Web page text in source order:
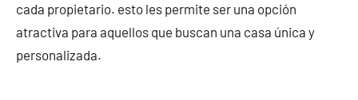
cada propietario. esto les permite ser una opción
atractiva para aquellos que buscan una casa única y
personalizada.